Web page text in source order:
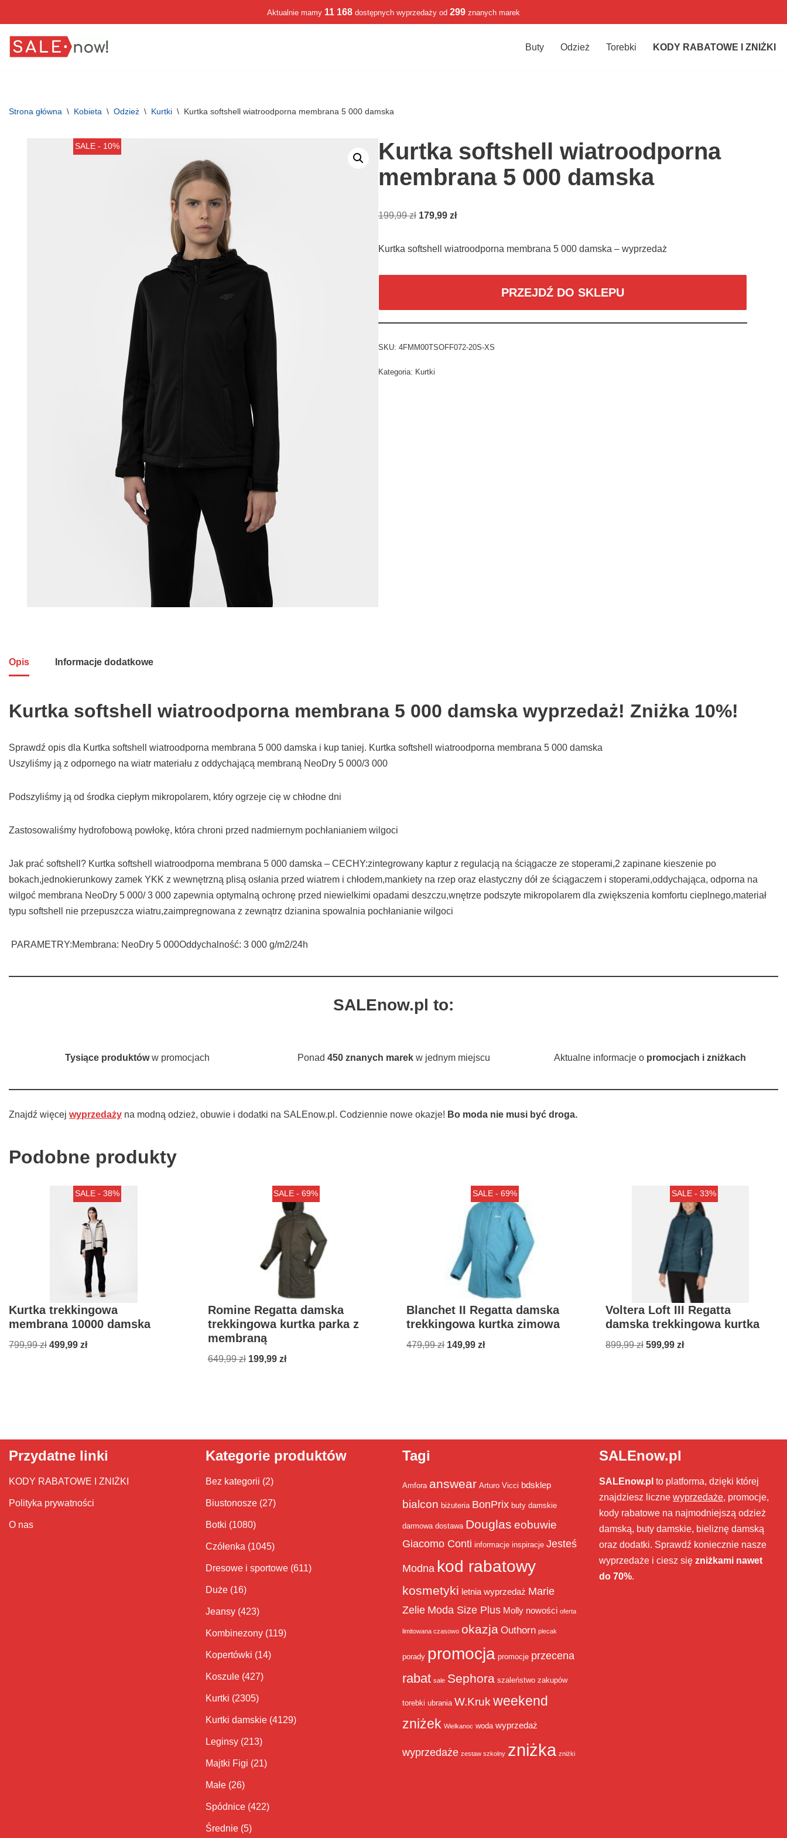
do
Aktualnie mamy 11 168 dostępnych wyprzedaży od 299 znanych marek
Buty Odzież Torebki KODY RABATOWE I ZNIŻKI
Strona główna \ Kobieta \ Odzież \ Kurtki \ Kurtka softshell wiatroodporna membrana 5 000 damska
SALE - 10%
Kurtka softshell wiatroodporna
membrana 5 000 damska
199,99zł 179,99 zł
Kurtka softshell wiatroodporna membrana 5 000 damska – wyprzedaż
PRZEJDŹ DO SKLEPU
SKU: 4FMM00TSOFF072-20S-XS
Kategoria: Kurtki
Opis Informacje dodatkowe
Kurtka softshell wiatroodporna membrana 5 000 damska wyprzedaż! Zniżka 10%!
Sprawdź opis dla Kurtka softshell wiatroodporna membrana 5 000 damska i kup taniej. Kurtka softshell wiatroodporna membrana 5 000 damska
Uszyliśmy ją z odpornego na wiatr materiału z oddychającą membraną NeoDry 5 000/3 000
Podszyliśmy ją od środka ciepłym mikropolarem, który ogrzeje cię w chłodne dni
Zastosowaliśmy hydrofobową powłokę, która chroni przed nadmiernym pochłanianiem wilgoci
Jak prać softshell? Kurtka softshell wiatroodporna membrana 5 000 damska – CECHY:zintegrowany kaptur z regulacją na ściągacze ze stoperami,2 zapinane kieszenie po
bokach,jednokierunkowy zamek YKK z wewnętrzną plisą osłania przed wiatrem i chłodem,mankiety na rzep oraz elastyczny dół ze ściągaczem i stoperami,oddychająca, odporna na
wilgoć membrana NeoDry 5 000/ 3 000 zapewnia optymalną ochronę przed niewielkimi opadami deszczu,wnętrze podszyte mikropolarem dla zwiększenia komfortu cieplnego,materiał
typu softshell nie przepuszcza wiatru,zaimpregnowana z zewnątrz dzianina spowalnia pochłanianie wilgoci
PARAMETRY:Membrana: NeoDry 5 000Oddychalność: 3 000 g/m2/24h
SALEnow.pl to:
Tysiące produktóww promocjach Ponad 450 znanych marekw jednym miejscu Aktualne informacje o promocjach i zniżkach
Znajdź więcej wyprzedaży na modną odzież, obuwie i dodatki na SALEnow.pl. Codziennie nowe okazje! Bo moda nie musi być droga.
Podobne produkty
SALE - 38%
Kurtka trekkingowa
membrana 10000 damska
799,99zł 499,99 zł
SALE - 69%
Romine Regatta damska
trekkingowa kurtka parka z
membraną
649,99zł 199,99 zł
SALE - 69%
Blanchet II Regatta damska
trekkingowa kurtka zimowa
479,99zł 149,99zł
SALE - 33%
Voltera Loft III Regatta
damska trekkingowa kurtka
899,99zł 599,99 zł
Przydatne linki
KODY RABATOWE I ZNIŻKI
Polityka prywatności
O nas
Kategorie produktów
Bez kategorii (2)
Biustonosze (27)
Botki (1080)
Czółenka (1045)
Dresowe i sportowe (611)
Duże (16)
Jeansy (423)
Kombinezony (119)
Kopertówki (14)
Koszule (427)
Kurtki (2305)
Kurtki damskie (4129)
Leginsy (213)
Majtki Figi (21)
Małe (26)
Spódnice (422)
Średnie (5)
Tagi
Amfora answear Arturo Vicci bdsklep
bialcon biżuteria BonPrix buty damskie
darmowa dostawa Douglas eobuwie
Giacomo Conti informacje inspiracje Jesteś
Modna kod rabatowy
kosmetyki letnia wyprzedaż Marie
Zelie Moda Size Plus Molly nowości oferta
limitowana czasowo okazja Outhorn plecak
porady promocja promocje przecena
rabat sale Sephora szaleństwo zakupów
torebki ubrania W.Kruk weekend
zniżek Wielkanoc woda wyprzedaż
wyprzedaże zestaw szkolny zniżka zniżki
SALEnow.pl
SALEnow.pl to platforma, dzięki której
znajdziesz liczne wyprzedaże, promocje,
kody rabatowe na najmodniejszą odzież
damską, buty damskie, bieliznę damską
oraz dodatki. Sprawdź koniecznie nasze
wyprzedaże i ciesz się zniżkami nawet
do 70%.